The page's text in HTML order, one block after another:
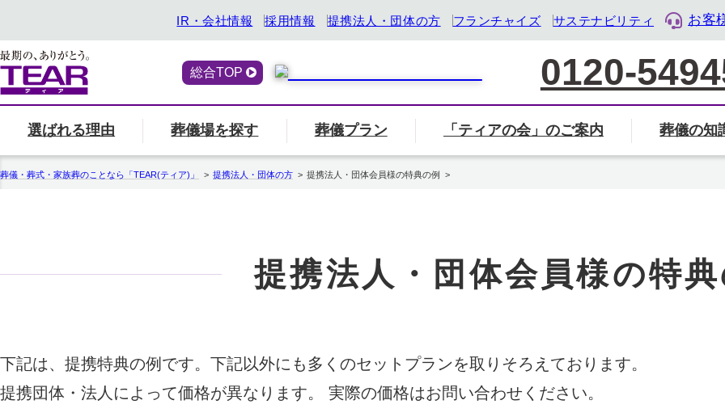
IR・会社情報 採用情報 提携法人・団体の方 フランチャイズ サステナビリティ お客
総合TOP 0120-
選ばれる理由
選ばれる理由一覧へ
エンバーミング
ご利用されたお客様の声
葬儀場を探す
エリア別の葬儀場一覧から探す
検索
葬儀プラン 「ティアの会」のご案内
「ティアの会」のご案内「ティアの会」のご案内ページへ
葬儀の知
喪主・ご遺族の方 家族葬について
終活サービス『トータル・ライフ・デザイン企業』として「終活」をサポート
葬儀・葬式・家族葬のことなら「TEAR(ティア)」 提携法人・団体の方 提携法人・団体会員様の特典の例
提携法人・団体会員様の特
下記は、提携特典の例です。下記以外にも多くのセットプランを取りそろえております。
提携団体・法人によって価格が異なります。 実際の価格はお問い合わせください。